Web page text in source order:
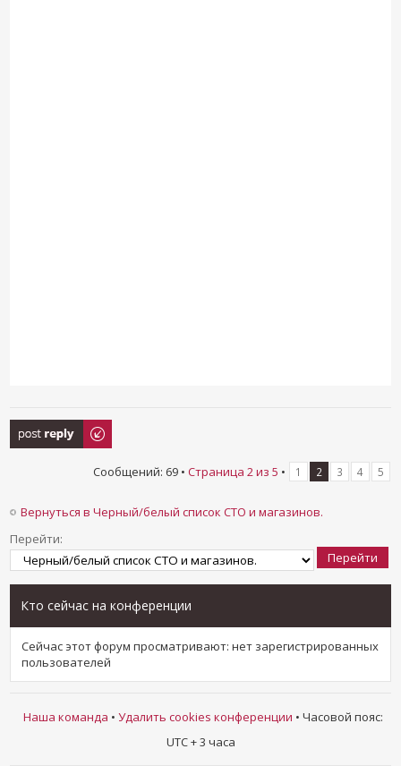
Ответить
Сообщений: 69 • Страница 2из 5 • 1 2 3 4 5
Вернуться в Черный/белый список СТО и магазинов.
Перейти:
Кто сейчас на конференции
Сейчас этот форум просматривают: нет зарегистрированных
пользователей
Наша команда • Удалить cookies конференции • Часовой пояс:
UTC + 3 часа